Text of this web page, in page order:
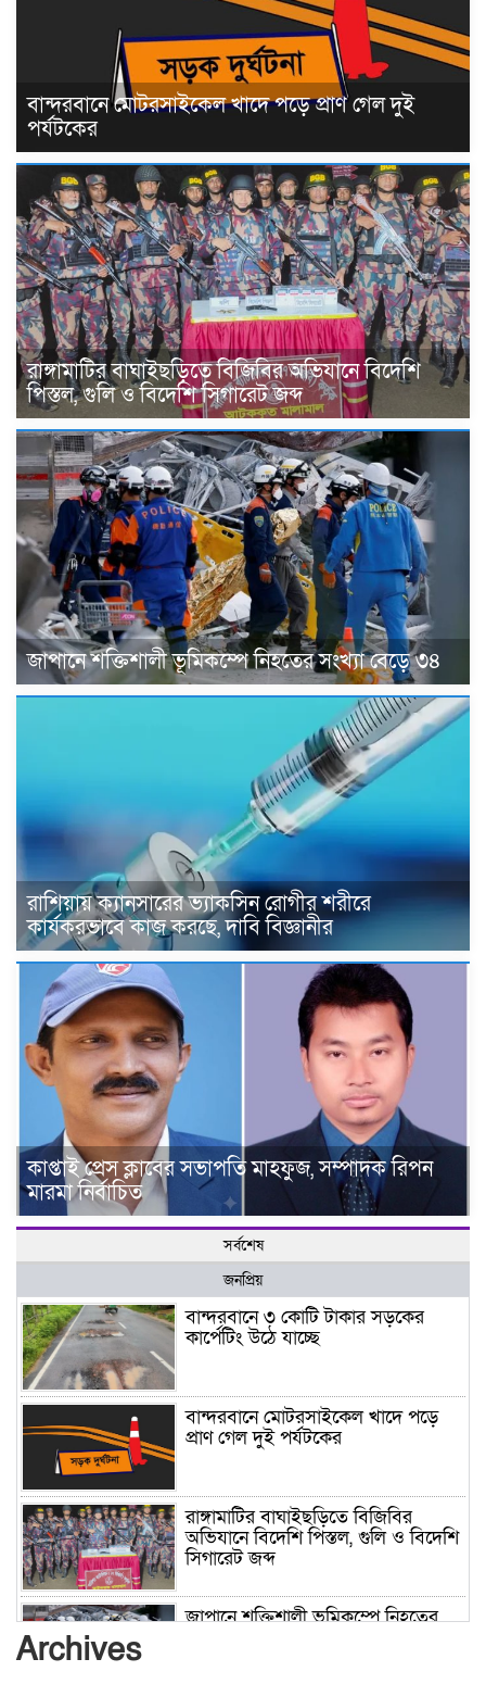
বান্দরবানে মোটরসাইকেল খাদে পড়ে প্রাণ গেল দুই
পর্যটকের
রাঙ্গামাটির বাঘাইছড়িতে বিজিবির অভিযানে বিদেশি
পিস্তল, গুলি ও বিদেশি সিগারেট জব্দ
জাপানে শক্তিশালী ভূমিকম্পে নিহতের সংখ্যা বেড়ে ৩৪
রাশিয়ায় ক্যানসারের ভ্যাকসিন রোগীর শরীরে
কার্যকরভাবে কাজ করছে, দাবি বিজ্ঞানীর
কাপ্তাই প্রেস ক্লাবের সভাপতি মাহফুজ, সম্পাদক রিপন
মারমা নির্বাচিত
সর্বশেষ
জনপ্রিয়
বান্দরবানে ৩ কোটি টাকার সড়কের
কার্পেটিং উঠে যাচ্ছে
বান্দরবানে মোটরসাইকেল খাদে পড়ে
প্রাণ গেল দুই পর্যটকের
রাঙ্গামাটির বাঘাইছড়িতে বিজিবির
অভিযানে বিদেশি পিস্তল, গুলি ও বিদেশি
সিগারেট জব্দ
জাপানে শক্তিশালী ভূমিকম্পে নিহতের
Archives